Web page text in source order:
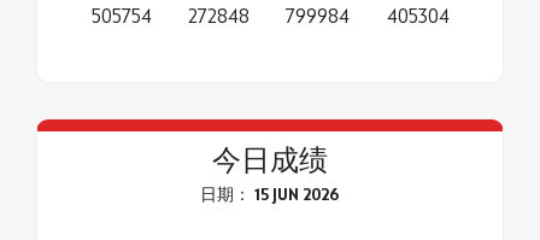
505754
272848
799984
405304
今日成绩
日期： 15 JUN 2026